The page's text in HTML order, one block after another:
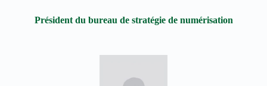
Président du bureau de stratégie de numérisation